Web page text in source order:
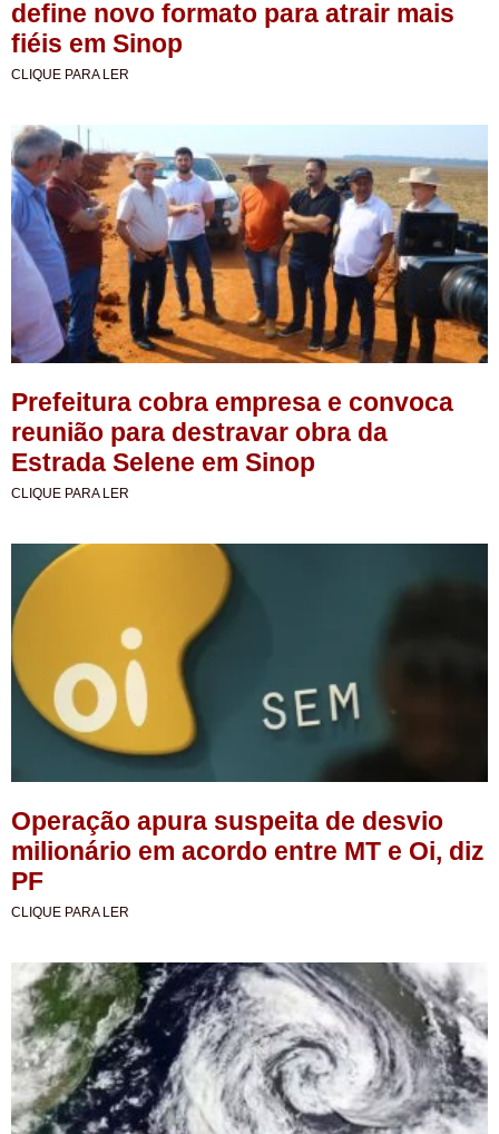
define novo formato para atrair mais
fiéis em Sinop
CLIQUE PARA LER
Prefeitura cobra empresa e convoca
reunião para destravar obra da
Estrada Selene em Sinop
CLIQUE PARA LER
Operação apura suspeita de desvio
milionário em acordo entre MT e Oi, diz
PF
CLIQUE PARA LER